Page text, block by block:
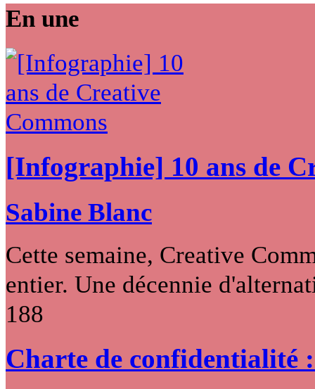
En une
[Infographie] 10 ans de
Sabine Blanc
Cette semaine, Creative
entier. Une décennie
188
Charte de confidentialité